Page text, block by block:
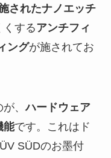
されたナノエッチ
くするアンチフィ
ングが施されてお
が、ハードウェア
能です。これはド
SÜDのお墨付